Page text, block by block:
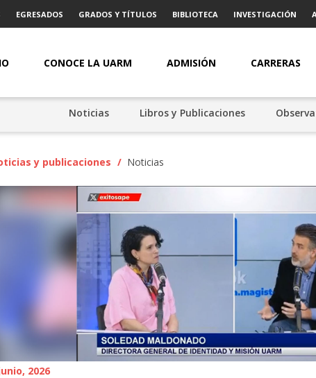
EGRESADOS GRADOS Y TÍTULOS BIBLIOTECA INVESTIGACIÓN
CONOCE LA UARM ADMISIÓN CARRERAS
Noticias Libros y Publicaciones
y publicaciones / Noticias
2026